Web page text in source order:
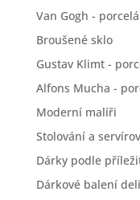
Van Gogh -
Broušené sklo
Gustav Klimt -
Alfons Mucha -
Moderní malíři
Stolování a
Dárky podle
Dárkové balení